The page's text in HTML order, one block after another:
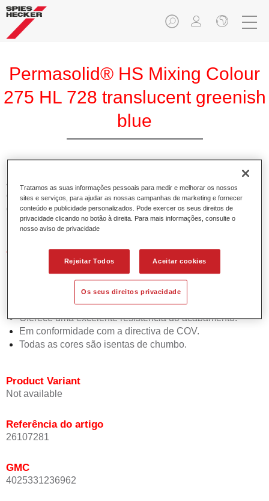
Permasolid® HS Mixing Colour
275 HL 728 translucent greenish
blue
A Base Pemasolid HS 275 torna possível misturar as cores
com o Permasolid HS Esmalte 275 de alta qualidade para
criar todas as cores lisas para a repintura de veículos de
passageiros.
Características do produto
Permite uma aplicação simples e rápida numa operação
de 1.5 demãos.
Promove tempos de secagem curtos.
Proporciona elevada opacidade.
Oferece uma excelente resistência do acabamento.
Em conformidade com a directiva de COV.
Todas as cores são isentas de chumbo.
Product Variant
Not available
Referência do artigo
26107281
GMC
4025331236962
Tratamos as suas informações pessoais para medir e melhorar os nossos
sites e serviços, para ajudar as nossas campanhas de marketing e fornecer
conteúdo e publicidade personalizados. Pode exercer os seus direitos de
privacidade clicando no botão à direita. Para mais informações, consulte o
nosso aviso de privacidade
Rejeitar Todos Aceitar cookies
Os seus direitos privacidade